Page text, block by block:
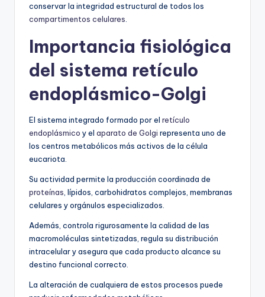
conservar la integridad estructural de todos los
compartimentos celulares.
Importancia fisiológica
del sistema retículo
endoplásmico-Golgi
El sistema integrado formado por el retículo
endoplásmico y el aparato de Golgi representa uno de
los centros metabólicos más activos de la célula
eucariota.
Su actividad permite la producción coordinada de
proteínas, lípidos, carbohidratos complejos, membranas
celulares y orgánulos especializados.
Además, controla rigurosamente la calidad de las
macromoléculas sintetizadas, regula su distribución
intracelular y asegura que cada producto alcance su
destino funcional correcto.
La alteración de cualquiera de estos procesos puede